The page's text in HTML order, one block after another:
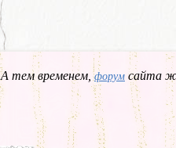
А тем временем,форум сайта